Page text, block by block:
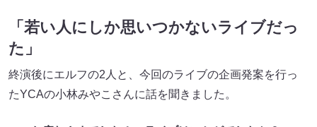
「若い人にしか思いつかないライブだっ
た」
終演後にエルフの2人と、今回のライブの企画発案を行っ
たYCAの小林みやこさんに話を聞きました。